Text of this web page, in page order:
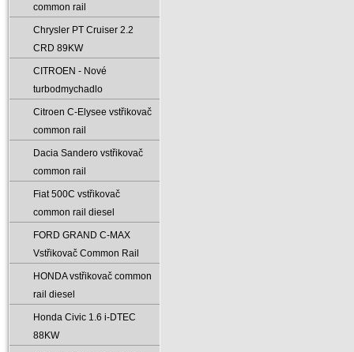
common rail
Chrysler PT Cruiser 2.2
CRD 89KW
CITROEN - Nové
turbodmychadlo
Citroen C-Elysee vstřikovač
common rail
Dacia Sandero vstřikovač
common rail
Fiat 500C vstřikovač
common rail diesel
FORD GRAND C-MAX
Vstřikovač Common Rail
HONDA vstřikovač common
rail diesel
Honda Civic 1.6 i-DTEC
88KW